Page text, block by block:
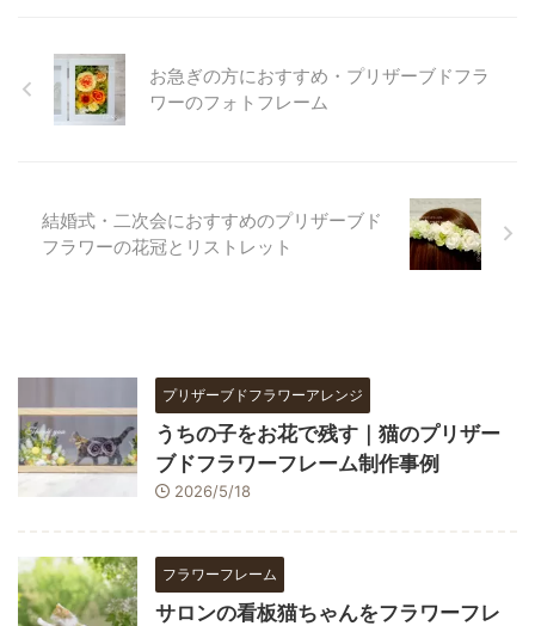
お急ぎの方におすすめ・プリザーブドフラ
ワーのフォトフレーム
結婚式・二次会におすすめのプリザーブド
フラワーの花冠とリストレット
プリザーブドフラワーアレンジ
うちの子をお花で残す｜猫のプリザー
ブドフラワーフレーム制作事例
2026/5/18
フラワーフレーム
サロンの看板猫ちゃんをフラワーフレ